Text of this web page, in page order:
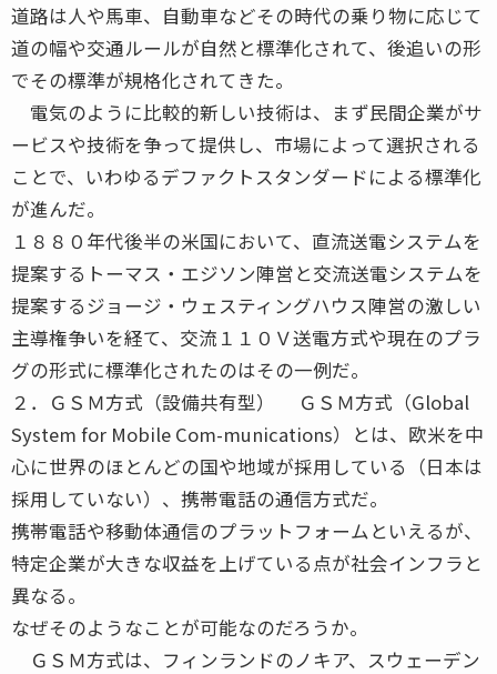
道路は人や馬車、自動車などその時代の乗り物に応じて
道の幅や交通ルールが自然と標準化されて、後追いの形
でその標準が規格化されてきた。
電気のように比較的新しい技術は、まず民間企業がサ
ービスや技術を争って提供し、市場によって選択される
ことで、いわゆるデファクトスタンダードによる標準化
が進んだ。
１８８０年代後半の米国において、直流送電システムを
提案するトーマス・エジソン陣営と交流送電システムを
提案するジョージ・ウェスティングハウス陣営の激しい
主導権争いを経て、交流１１０Ｖ送電方式や現在のプラ
グの形式に標準化されたのはその一例だ。
２．ＧＳＭ方式（設備共有型） ＧＳＭ方式（Global
System for Mobile Com-munications）とは、欧米を中
心に世界のほとんどの国や地域が採用している（日本は
採用していない）、携帯電話の通信方式だ。
携帯電話や移動体通信のプラットフォームといえるが、
特定企業が大きな収益を上げている点が社会インフラと
異なる。
なぜそのようなことが可能なのだろうか。
ＧＳＭ方式は、フィンランドのノキア、スウェーデン